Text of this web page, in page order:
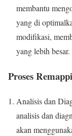
membantu
yang di
modifikasi,
yang lebih besar.
Proses
Analisis dan
analisis dan
akan